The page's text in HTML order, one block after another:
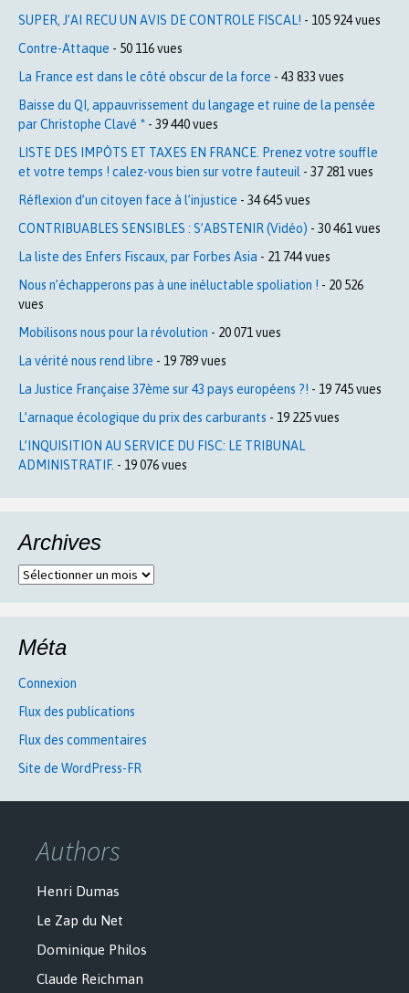
SUPER, J’AI RECU UN AVIS DE CONTROLE FISCAL! - 105 924 vues
Contre-Attaque - 50 116 vues
La France est dans le côté obscur de la force - 43 833 vues
Baisse du QI, appauvrissement du langage et ruine de la pensée
par Christophe Clavé * - 39 440 vues
LISTE DES IMPÔTS ET TAXES EN FRANCE. Prenez votre souffle
et votre temps ! calez-vous bien sur votre fauteuil - 37 281 vues
Réflexion d’un citoyen face à l’injustice - 34 645 vues
CONTRIBUABLES SENSIBLES : S’ABSTENIR (Vidéo) - 30 461 vues
La liste des Enfers Fiscaux, par Forbes Asia - 21 744 vues
Nous n’échapperons pas à une inéluctable spoliation ! - 20 526
vues
Mobilisons nous pour la révolution - 20 071 vues
La vérité nous rend libre - 19 789 vues
La Justice Française 37ème sur 43 pays européens ?! - 19 745 vues
L’arnaque écologique du prix des carburants - 19 225 vues
L’INQUISITION AU SERVICE DU FISC: LE TRIBUNAL
ADMINISTRATIF. - 19 076 vues
Archives
Archives
Méta
Connexion
Flux des publications
Flux des commentaires
Site de WordPress-FR
Authors
Henri Dumas
Le Zap du Net
Dominique Philos
Claude Reichman